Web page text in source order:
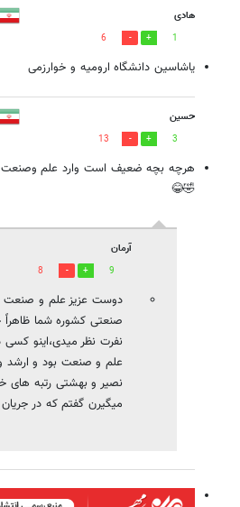
هادی
1
6
یاشاسین دانشگاه ارومیه و خوارزمی
حسین
3
13
🤣😂
آرمان
9
8
دوست عزیز علم و صنعت
صنعتی کشوره شما ظاهراً
نفرت نظر میدی،اینو
علم و صنعت بود و ارشد
نصیر و بهشتی رتبه های
میگیرن گفتم که در